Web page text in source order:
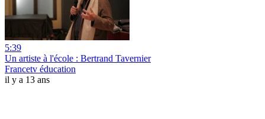
5:39
Un artiste à l'école : Bertrand Tavernier
Francetv éducation
il y a 13 ans